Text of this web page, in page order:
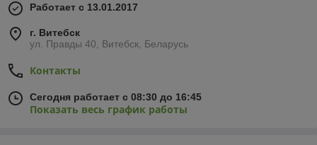
Работает с 13.01.2017
г. Витебск
ул. Правды 40, Витебск, Беларусь
Контакты
Сегодня работает с 08:30 до 16:45
Показать весь график работы